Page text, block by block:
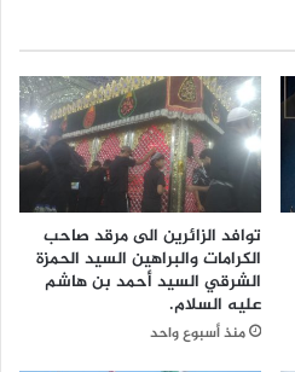
توافد الزائرين الى مرقد صاحب
الكرامات والبراهين السيد الحمزة
الشرقي السيد أحمد بن هاشم
عليه السلام.
منذ أسبوع واحد